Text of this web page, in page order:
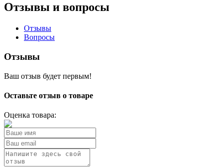
Отзывы и вопросы
Отзывы
Вопросы
Отзывы
Ваш отзыв будет первым!
Оставьте отзыв о товаре
Оценка товара: